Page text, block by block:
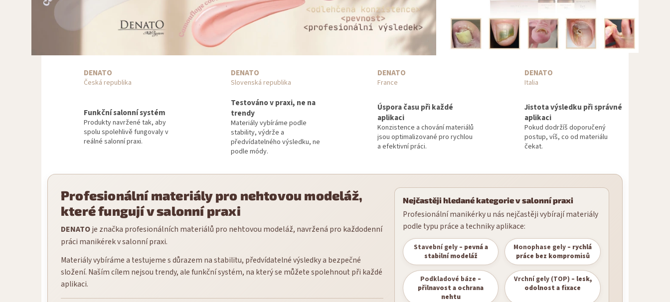
DENATO
Česká republika
DENATO
Slovenská republika
DENATO
France
DENATO
Italia
Funkční salonní systém
Produkty navržené tak, aby
spolu spolehlivě fungovaly v
reálné salonní praxi.
Testováno v praxi, ne na
trendy
Materiály vybíráme podle
stability, výdrže a
předvídatelného výsledku, ne
podle módy.
Úspora času při každé
aplikaci
Konzistence a chování materiálů
jsou optimalizované pro rychlou
a efektivní práci.
Jistota výsledku při správné
aplikaci
Pokud dodržíš doporučený
postup, víš, co od materiálu
čekat.
Profesionální materiály pro nehtovou modeláž,
které fungují v salonní praxi
DENATOje značka profesionálních materiálů pro nehtovou modeláž, navržená pro každodenní
práci manikérek v salonní praxi.
Materiály vybíráme a testujeme s důrazem na stabilitu, předvídatelné výsledky a bezpečné
složení. Naším cílem nejsou trendy, ale funkční systém, na který se můžete spolehnout při každé
aplikaci.
Nejčastěji hledané kategorie v salonní praxi
Profesionální manikérky u nás nejčastěji vybírají materiály
podle typu práce a techniky aplikace:
Stavební gely– pevná a
stabilní modeláž
Monophase gely – rychlá
práce bez kompromisů
Podkladové báze –
přilnavost a ochrana
nehtu
Vrchní gely (TOP) – lesk,
odolnost a fixace